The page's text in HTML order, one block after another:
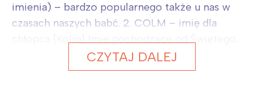
imienia) – bardzo popularnego także u nas w
czasach naszych babć. 2. COLM – imię dla
CZYTAJ DALEJ